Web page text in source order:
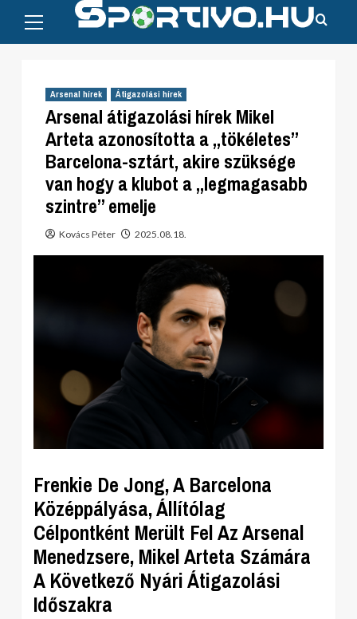
content
Menu
Arsenal hírek Átigazolási hírek
Arsenal átigazolási hírek Mikel
Arteta azonosította a „tökéletes”
Barcelona-sztárt, akire szüksége
van hogy a klubot a „legmagasabb
szintre” emelje
Kovács Péter 2025.08.18.
Frenkie De Jong, A Barcelona
Középpályása, Állítólag
Célpontként Merült Fel Az Arsenal
Menedzsere, Mikel Arteta Számára
A Következő Nyári Átigazolási
Időszakra